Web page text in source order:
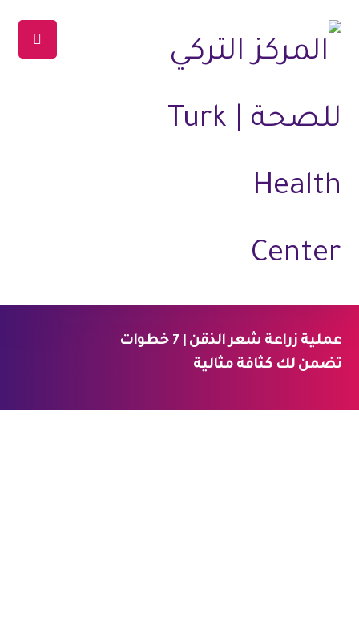
الرئيسية المدونة العلاجات علاج الشعر
عملية زراعة شعر الذقن | 7 خطوات
تضمن لك كثافة مثالية